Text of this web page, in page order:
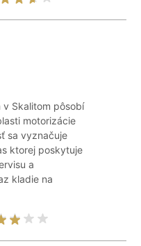
v Skalitom pôsobí
motorizácie
sa vyznačuje
ktorej poskytuje
a
kladie na